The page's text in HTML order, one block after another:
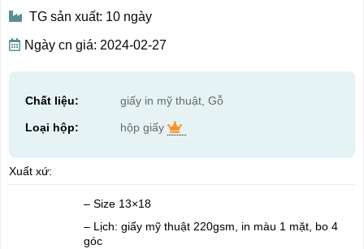
TG sản xuất: 10 ngày
Ngày cn giá: 2024-02-27
Chất liệu: giấy in mỹ thuật, Gỗ
Loại hộp: hộp giấy
Xuất xứ:
– Size 13×18
– Lịch: giấy mỹ thuật 220gsm, in màu 1 mặt, bo 4
góc